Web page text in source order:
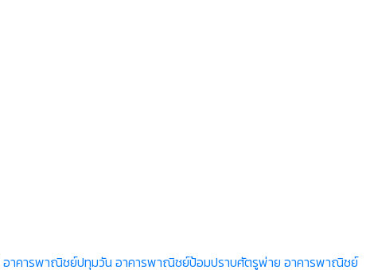
อาคารพาณิชย์ปทุมวัน อาคารพาณิชย์ป้อมปราบศัตรูพ่าย อาคารพาณิชย์